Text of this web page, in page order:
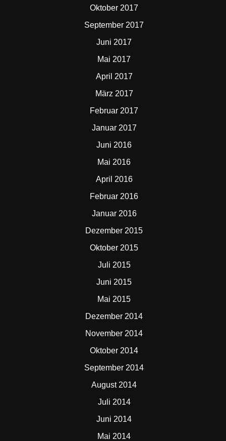
Oktober 2017
September 2017
Juni 2017
Mai 2017
April 2017
März 2017
Februar 2017
Januar 2017
Juni 2016
Mai 2016
April 2016
Februar 2016
Januar 2016
Dezember 2015
Oktober 2015
Juli 2015
Juni 2015
Mai 2015
Dezember 2014
November 2014
Oktober 2014
September 2014
August 2014
Juli 2014
Juni 2014
Mai 2014